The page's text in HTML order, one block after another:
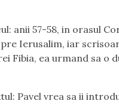
anii 57-58, in orasul
Ierusalim, iar
Fibia, ea urmand sa o
Pavel vrea sa ii